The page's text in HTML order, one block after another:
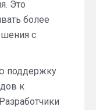
Это
более
с
поддержку
к